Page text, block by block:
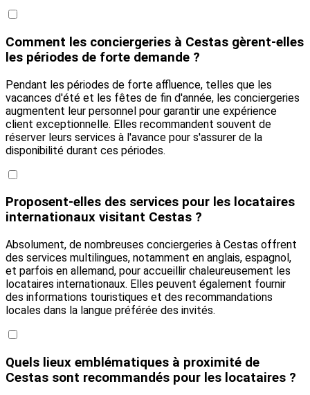
Comment les conciergeries à Cestas gèrent-elles
les périodes de forte demande ?
Pendant les périodes de forte affluence, telles que les
vacances d'été et les fêtes de fin d'année, les conciergeries
augmentent leur personnel pour garantir une expérience
client exceptionnelle. Elles recommandent souvent de
réserver leurs services à l'avance pour s'assurer de la
disponibilité durant ces périodes.
Proposent-elles des services pour les locataires
internationaux visitant Cestas ?
Absolument, de nombreuses conciergeries à Cestas offrent
des services multilingues, notamment en anglais, espagnol,
et parfois en allemand, pour accueillir chaleureusement les
locataires internationaux. Elles peuvent également fournir
des informations touristiques et des recommandations
locales dans la langue préférée des invités.
Quels lieux emblématiques à proximité de
Cestas sont recommandés pour les locataires ?